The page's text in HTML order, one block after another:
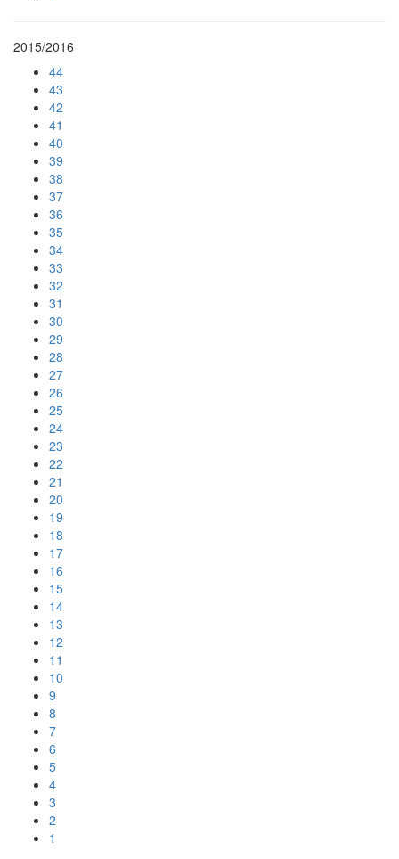
2015/2016
44
43
42
41
40
39
38
37
36
35
34
33
32
31
30
29
28
27
26
25
24
23
22
21
20
19
18
17
16
15
14
13
12
11
10
9
8
7
6
5
4
3
2
1